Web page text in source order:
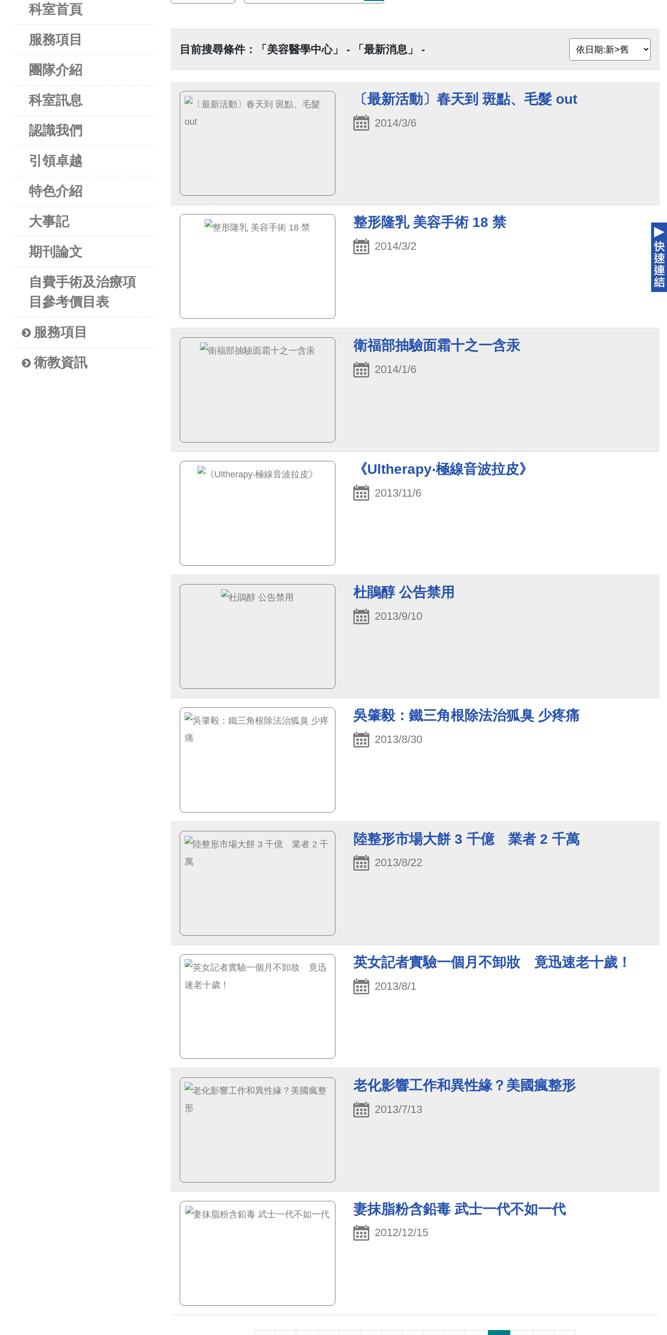
科室首頁
服務項目
團隊介紹
科室訊息
認識我們
引領卓越
特色介紹
大事記
期刊論文
自費手術及治療項
目參考價目表
服務項目
衛教資訊
目前搜尋條件：「美容醫學中心」 - 「最新消息」 -
〔最新活動〕春天到 斑點、毛髮 out
2014/3/6
整形隆乳 美容手術 18 禁
2014/3/2
衛福部抽驗面霜十之一含汞
2014/1/6
《Ultherapy‧極線音波拉皮》
2013/11/6
杜鵑醇 公告禁用
2013/9/10
吳肇毅：鐵三角根除法治狐臭 少疼痛
2013/8/30
陸整形市場大餅 3 千億 業者 2 千萬
2013/8/22
英女記者實驗一個月不卸妝 竟迅速老十歲！
2013/8/1
老化影響工作和異性緣？美國瘋整形
2013/7/13
妻抹脂粉含鉛毒 武士一代不如一代
2012/12/15